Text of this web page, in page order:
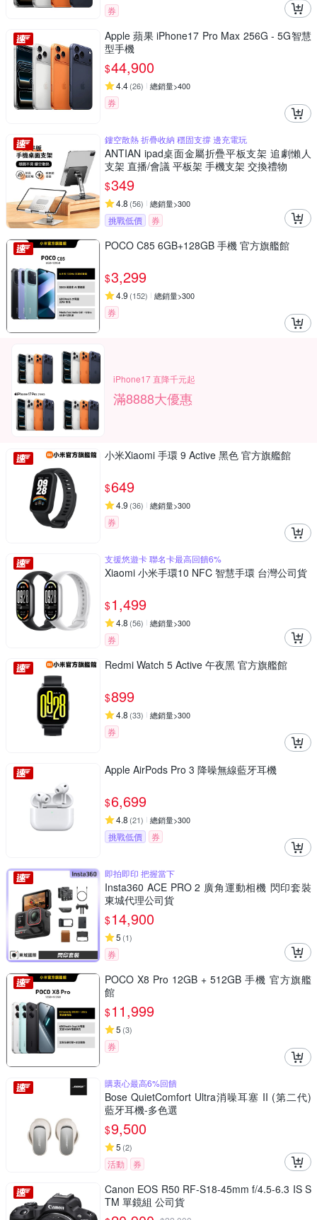
券
Apple 蘋果 iPhone17 Pro Max 256G - 5G智慧
型手機
$44,900
4.4(26) 總銷量>400
券
鏤空散熱 折疊收納 穩固支撐 邊充電玩
ANTIAN ipad桌面金屬折疊平板支架 追劇懶人
支架 直播/會議 平板架 手機支架 交換禮物
$349
4.8 (56) 總銷量>300
挑戰低價 券
POCO C85 6GB+128GB 手機 官方旗艦館
$3,299
4.9 (152) 總銷量>300
券
iPhone17 直降千元起
滿8888大優惠
小米Xiaomi 手環 9 Active 黑色 官方旗艦館
$649
4.9 (36) 總銷量>300
券
支援悠遊卡 聯名卡最高回饋6%
Xiaomi 小米手環10 NFC 智慧手環 台灣公司貨
$1,499
4.8 (56) 總銷量>300
券
Redmi Watch 5 Active 午夜黑 官方旗艦館
$899
4.8 (33) 總銷量>300
券
Apple AirPods Pro 3 降噪無線藍牙耳機
$6,699
4.8 (21) 總銷量>300
挑戰低價 券
即拍即印 把握當下
Insta360 ACE PRO 2 廣角運動相機 閃印套裝
東城代理公司貨
$14,900
5 (1)
券
POCO X8 Pro 12GB + 512GB 手機 官方旗艦
館
$11,999
5 (3)
券
購衷心最高6%回饋
Bose QuietComfort Ultra消噪耳塞 II (第二代)
藍牙耳機-多色選
$9,500
5 (2)
活動 券
Canon EOS R50 RF-S18-45mm f/4.5-6.3 IS S
TM 單鏡組 公司貨